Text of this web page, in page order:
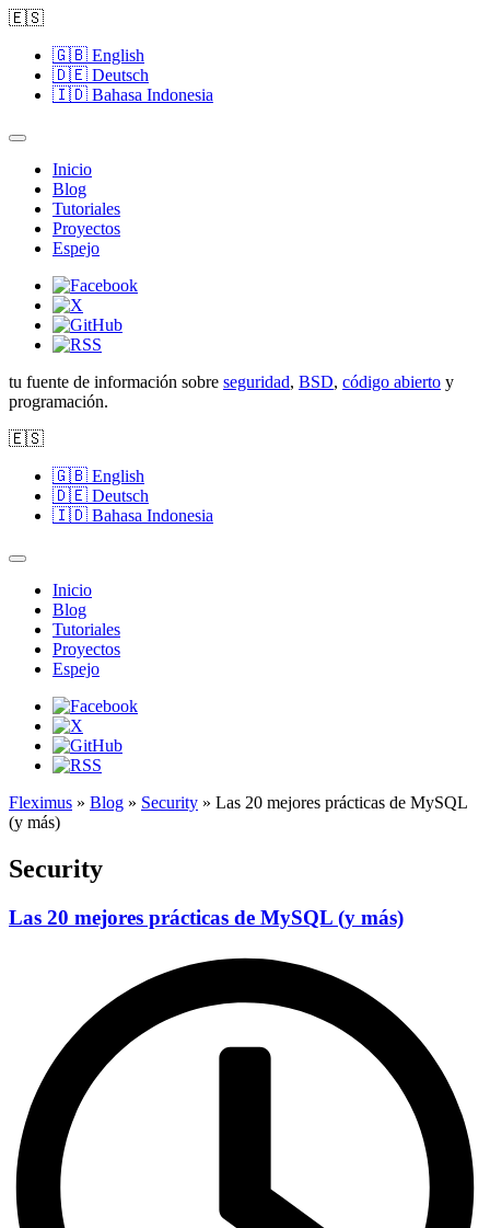
🇪🇸
🇬🇧 English
🇩🇪 Deutsch
🇮🇩 Bahasa Indonesia
Inicio
Blog
Tutoriales
Proyectos
Espejo
tu fuente de información sobre seguridad, BSD, código abierto y
programación.
🇪🇸
🇬🇧 English
🇩🇪 Deutsch
🇮🇩 Bahasa Indonesia
Inicio
Blog
Tutoriales
Proyectos
Espejo
Fleximus » Blog » Security » Las 20 mejores prácticas de MySQL
(y más)
Security
Las 20 mejores prácticas de MySQL (y más)